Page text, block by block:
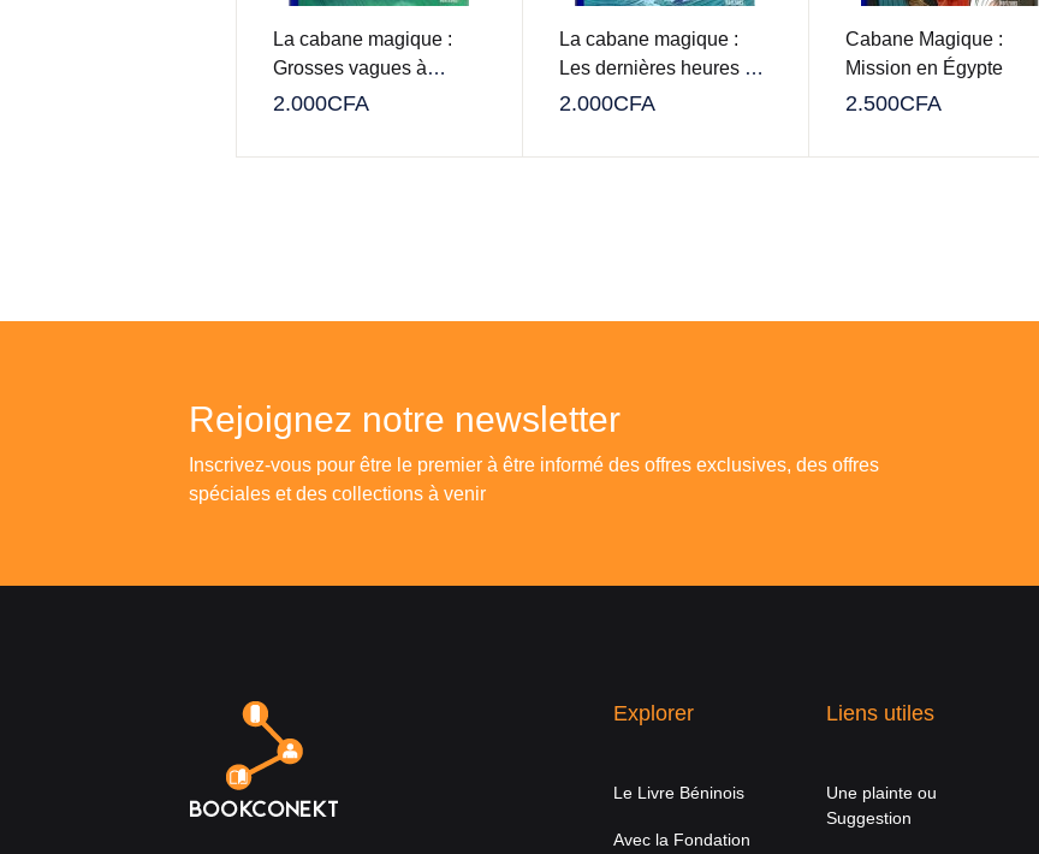
La cabane magique :
Grosses vagues à
Hawaï
2.000CFA
La cabane magique :
Les dernières heures du
Titanic
2.000CFA
Cabane Magique :
Mission en Égypte
2.500CFA
Rejoignez notre newsletter
Inscrivez-vous pour être le premier à être informé des offres exclusives, des offres
spéciales et des collections à venir
Explorer
Le Livre Béninois
Avec la Fondation
Liens utiles
Une plainte ou
Suggestion